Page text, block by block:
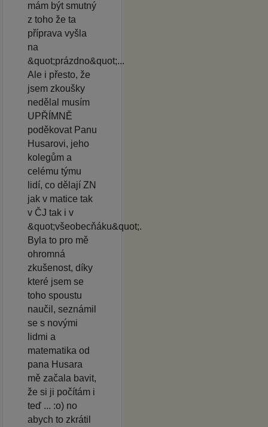
mám být smutný
z toho že ta
příprava vyšla
na
&quot;prázdno&quot;...
Ale i přesto, že
jsem zkoušky
nedělal musím
UPŘÍMNĚ
poděkovat Panu
Husarovi, jeho
kolegům a
celému týmu
lidí, co dělají ZN
jak v matice tak
v ČJ tak i v
&quot;všeobecňáku&quot;.
Byla to pro mě
ohromná
zkušenost, díky
které jsem se
toho spoustu
naučil, seznámil
se s novými
lidmi a
matematika od
pana Husara
mě začala bavit,
že si ji počítám i
teď ... :o) no
abych to zkrátil